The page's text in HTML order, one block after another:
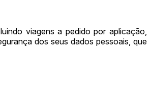
viagens a pedido por aplicação,
dos seus dados pessoais, que